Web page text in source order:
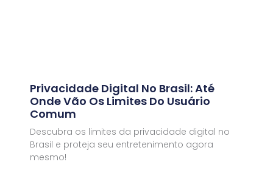
Privacidade Digital No Brasil: Até
Onde Vão Os Limites Do Usuário
Comum
Descubra os limites da privacidade digital no
Brasil e proteja seu entretenimento agora
mesmo!